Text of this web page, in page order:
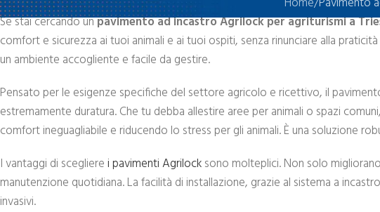
Se stai cercando unpavimento ad incastro Agrilock per agriturismi a
comfort e sicurezza ai tuoi animali e ai tuoi ospiti, senza rinunciare alla
un ambiente accogliente e facile da gestire.
Pensato per le esigenze specifiche del settore agricolo e ricettivo, il
estremamente duratura. Che tu debba allestire aree per animali o spazi
comfort ineguagliabile e riducendo lo stress per gli animali. È una soluzione
I vantaggi di sceglierei pavimenti Agrilocksono molteplici. Non solo
manutenzione quotidiana. La facilità di installazione, grazie al sistema a
invasivi.